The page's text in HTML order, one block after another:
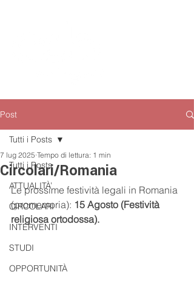
Post
Tutti i Posts
ATTUALITÀ’
CIRCOLARI
INTERVENTI
STUDI
OPPORTUNITÀ
Tutti i Posts
Circolari/Romania
7 lug 2025 Tempo di lettura: 1 min
Le prossime festività legali in Romania
(promemoria): 15 Agosto (Festività
religiosa ortodossa).